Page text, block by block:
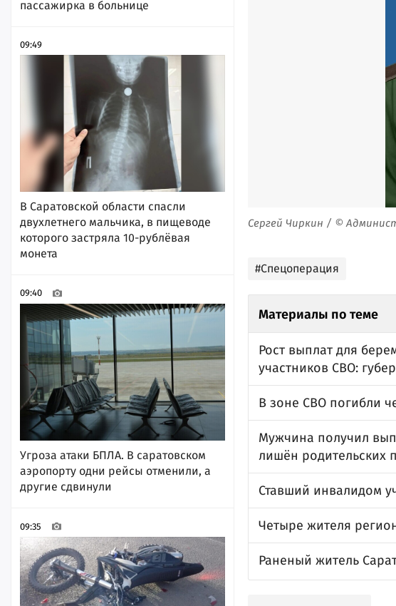
пассажирка в больнице
09:49
В Саратовской области спасли
двухлетнего мальчика, в пищеводе
которого застряла 10-рублёвая
монета
09:40
Угроза атаки БПЛА. В саратовском
аэропорту одни рейсы отменили, а
другие сдвинули
09:35
Сергей Чиркин / ©
#Спецоперация
Материалы по теме
Рост выплат для
участников СВО:
В зоне СВО погибли
Мужчина получил
лишён родительских
Ставший инвалидом
Четыре жителя
Раненый житель